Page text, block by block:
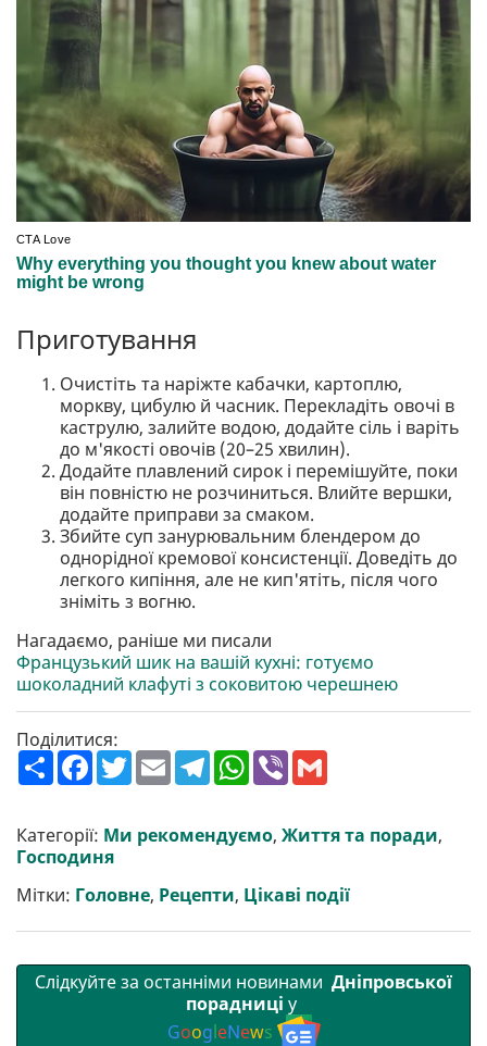
Приготування
Очистіть та наріжте кабачки, картоплю,
моркву, цибулю й часник. Перекладіть овочі в
каструлю, залийте водою, додайте сіль і варіть
до м'якості овочів (20–25 хвилин).
Додайте плавлений сирок і перемішуйте, поки
він повністю не розчиниться. Влийте вершки,
додайте приправи за смаком.
Збийте суп занурювальним блендером до
однорідної кремової консистенції. Доведіть до
легкого кипіння, але не кип'ятіть, після чого
зніміть з вогню.
Нагадаємо, раніше ми писали
Французький шик на вашій кухні: готуємо
шоколадний клафуті з соковитою черешнею
Поділитися:
П
о
р
и
т
F
a
b
o
o
T
w
e
E
m
l
T
e
g
r
W
h
s
A
p
V
r l
Категорії: Ми рекомендуємо, Життя та поради,
Господиня
Мітки: Головне, Рецепти, Цікаві події
Слідкуйте за останніми новинами Дніпровської
порадниці у
GoogleNews